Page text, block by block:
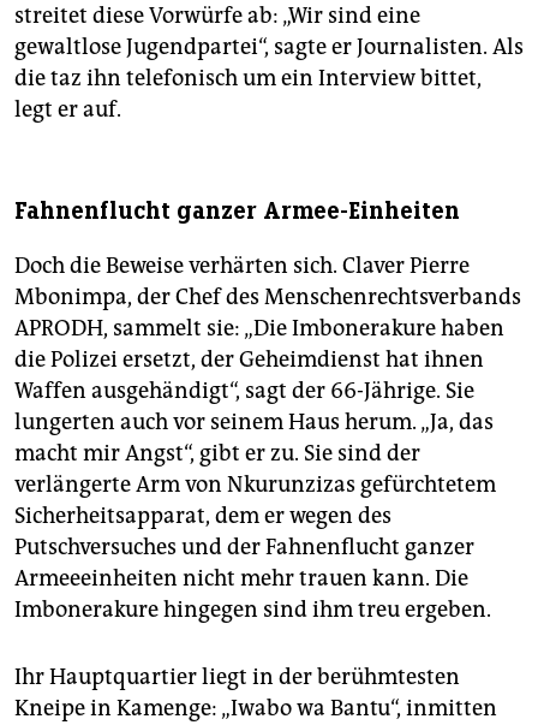
streitet diese Vorwürfe ab: „Wir sind eine
gewaltlose Jugendpartei“, sagte er Journalisten. Als
die taz ihn telefonisch um ein Interview bittet,
legt er auf.
Fahnenflucht ganzer Armee-Einheiten
Doch die Beweise verhärten sich. Claver Pierre
Mbonimpa, der Chef des Menschenrechtsverbands
APRODH, sammelt sie: „Die Imbonerakure haben
die Polizei ersetzt, der Geheimdienst hat ihnen
Waffen ausgehändigt“, sagt der 66-Jährige. Sie
lungerten auch vor seinem Haus herum. „Ja, das
macht mir Angst“, gibt er zu. Sie sind der
verlängerte Arm von Nkurunzizas gefürchtetem
Sicherheitsapparat, dem er wegen des
Putschversuches und der Fahnenflucht ganzer
Armeeeinheiten nicht mehr trauen kann. Die
Imbonerakure hingegen sind ihm treu ergeben.
Ihr Hauptquartier liegt in der berühmtesten
Kneipe in Kamenge: „Iwabo wa Bantu“, inmitten